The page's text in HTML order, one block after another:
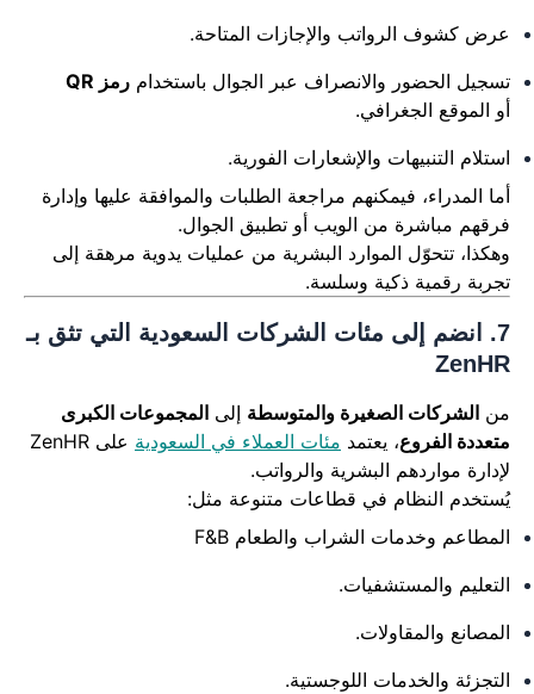
عرض كشوف الرواتب والإجازات المتاحة.
تسجيل الحضور والانصراف عبر الجوال باستخدام رمز QR
أو الموقع الجغرافي.
استلام التنبيهات والإشعارات الفورية.
أما المدراء، فيمكنهم مراجعة الطلبات والموافقة عليها وإدارة
فرقهم مباشرة من الويب أو تطبيق الجوال.
وهكذا، تتحوّل الموارد البشرية من عمليات يدوية مرهقة إلى
تجربة رقمية ذكية وسلسة.
7. انضم إلى مئات الشركات السعودية التي تثق بـ
ZenHR
من الشركات الصغيرة والمتوسطة إلى المجموعات الكبرى
متعددة الفروع، يعتمد مئات العملاء في السعودية
على ZenHR
لإدارة مواردهم البشرية والرواتب.
يُستخدم النظام في قطاعات متنوعة مثل:
المطاعم وخدمات الشراب والطعام F&B
التعليم والمستشفيات.
المصانع والمقاولات.
التجزئة والخدمات اللوجستية.